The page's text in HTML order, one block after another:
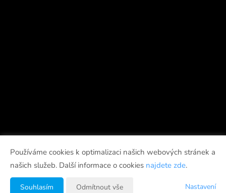
Používáme cookies k optimalizaci našich webových stránek a
našich služeb. Další informace o cookies najdete zde.
Souhlasím Odmítnout vše Nastavení